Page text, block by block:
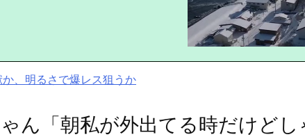
、明るさで爆レス狙うか
ん「朝私が外出てる時だけどし